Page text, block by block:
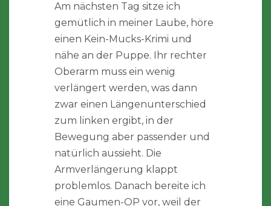
Am nächsten Tag sitze ich
gemütlich in meiner Laube, höre
einen Kein-Mucks-Krimi und
nähe an der Puppe. Ihr rechter
Oberarm muss ein wenig
verlängert werden, was dann
zwar einen Längenunterschied
zum linken ergibt, in der
Bewegung aber passender und
natürlich aussieht. Die
Armverlängerung klappt
problemlos. Danach bereite ich
eine Gaumen-OP vor, weil der